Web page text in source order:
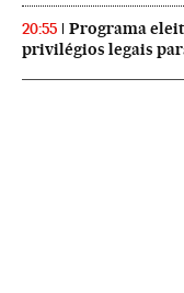
20:55
Programa
privilégios legais